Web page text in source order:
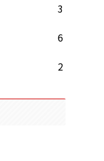
3
6
2